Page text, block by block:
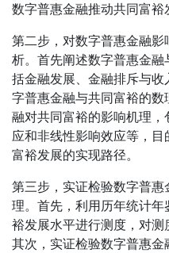
数字普惠金融推动共同富裕
第二步，对数字普惠金融
析。首先阐述数字普惠金
括金融发展、金融排斥与
字普惠金融与共同富裕的
融对共同富裕的影响机理
应和非线性影响效应等，
富裕发展的实现路径。
第三步，实证检验数字普
理。首先，利用历年统计
裕发展水平进行测度，对测
其次，实证检验数字普惠